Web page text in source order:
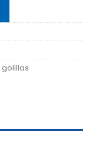
golillas